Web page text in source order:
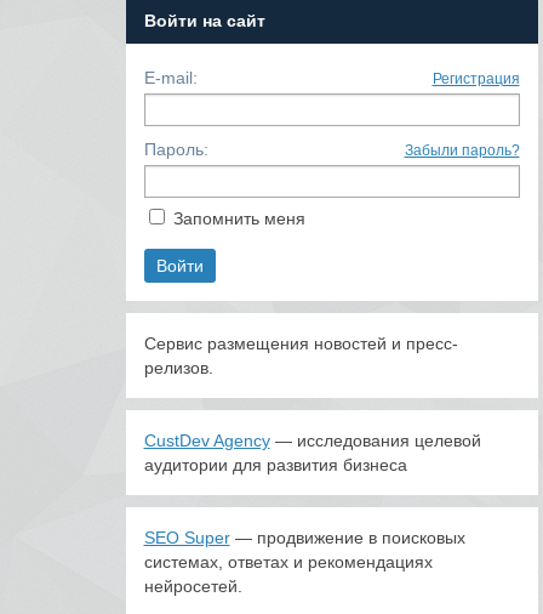
Войти на сайт
E-mail: Регистрация
Пароль: Забыли пароль?
Запомнить меня
Сервис размещения новостей и пресс-
релизов.
CustDev Agency— исследования целевой
аудитории для развития бизнеса
SEO Super— продвижение в поисковых
системах, ответах и рекомендациях
нейросетей.